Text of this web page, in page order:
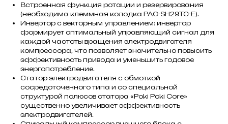
Встроенная функция ротации и резервирования
(необходима клеммная колодка PAC-SH29TC-E).
Инвертор с векторным управлением: инвертор
формирует оптимальный управляющий сигнал для
каждой частоты вращения электродвигателя
компрессора, что позволяет значительно повысить
эффективность привода и уменьшить годовое
энергопотребление.
Статор электродвигателя с обмоткой
сосредоточенного типа и со специальной
структурой полюсов статора «Poki Poki Core»
существенно увеличивает эффективность
электродвигателей.